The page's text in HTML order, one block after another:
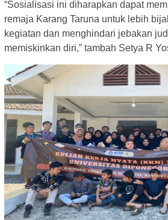
“Sosialisasi ini diharapkan dapat
remaja Karang Taruna untuk lebih
kegiatan dan menghindari jebakan
memiskinkan diri,” tambah Setya R